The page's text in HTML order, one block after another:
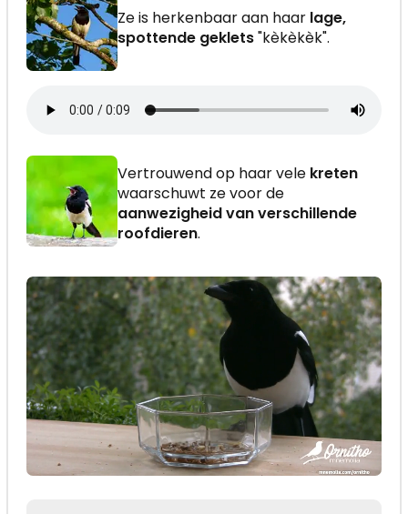
Ze is herkenbaar aan haar lage,
spottende geklets"kèkèkèk".
Vertrouwend op haar vele kreten
waarschuwt ze voor de
aanwezigheid van verschillende
roofdieren.